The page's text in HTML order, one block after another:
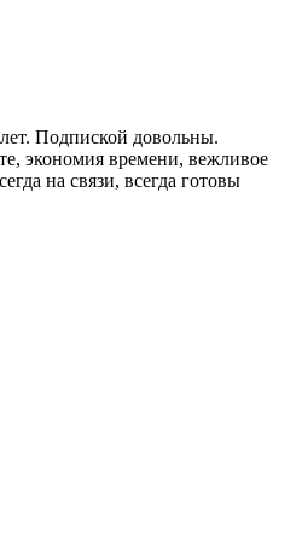
Подпиской довольны.
экономия времени, вежливое
на связи, всегда готовы